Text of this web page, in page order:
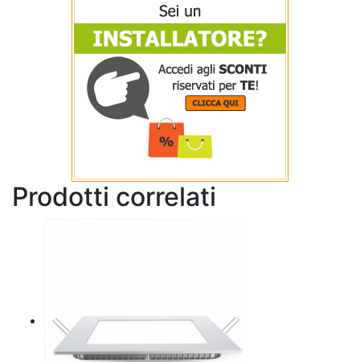
Prodotti correlati